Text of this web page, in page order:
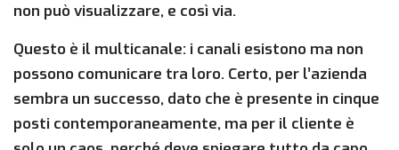
non può visualizzare, e così via.
Questo è il multicanale: i canali esistono ma non
possono comunicare tra loro. Certo, per l’azienda
sembra un successo, dato che è presente in cinque
posti contemporaneamente, ma per il cliente è